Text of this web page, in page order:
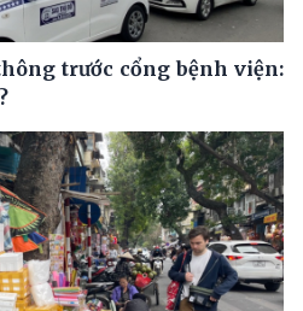
trước cổng bệnh viện: